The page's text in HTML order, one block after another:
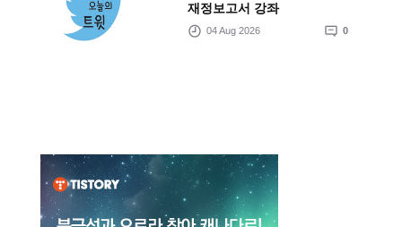
재정보고서 강좌
04 Aug 2026 0